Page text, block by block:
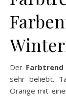
Der Farbtrend
sehr beliebt.
Orange mit